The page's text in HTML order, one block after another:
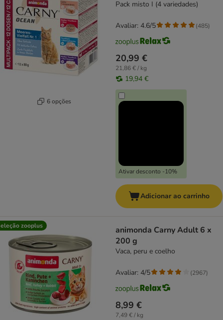
6 opções
Pack misto I (4 variedades)
20,99 €
21,86 € / kg
19,94 €
Ativar desconto -10%
Avaliar: 4.6/5 (485)
Adicionar ao carrinho
zooplus
animonda Carny Adult 6 x
200 g
Vaca, peru e coelho
8,99 €
7,49 € / kg
Avaliar: 4/5 (2967)